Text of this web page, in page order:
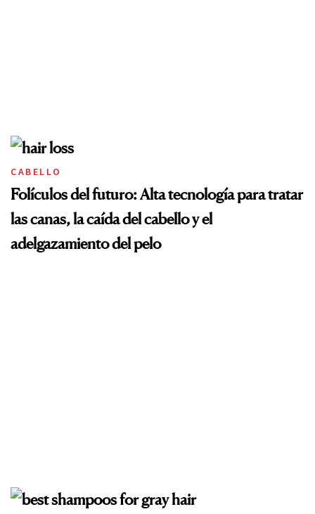
CABELLO
Folículos del futuro: Alta tecnología para tratar
las canas, la caída del cabello y el
adelgazamiento del pelo